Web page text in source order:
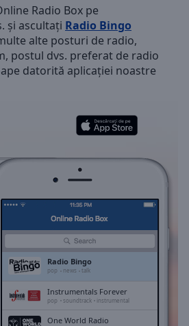
Radio Box pe
și ascultați Radio Bingo
alte posturi de radio,
postul dvs. preferat de radio
datorită aplicației noastre
Forever
instrumental
Radio Bingo
pop news talk
Instrumentals Forever
pop soundtrack instrumental
One World Radio